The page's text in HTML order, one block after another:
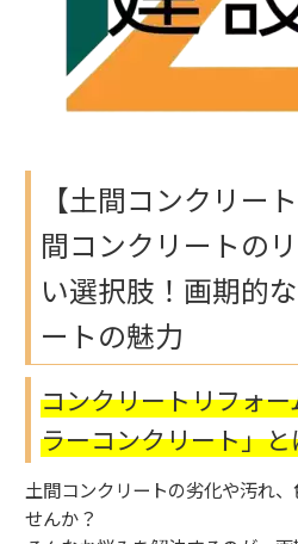
【土間コンクリー
間コンクリートの
い選択肢！画期的
ートの魅力
コンクリートリフォ
ラーコンクリート」
土間コンクリートの劣化や汚れ
せんか？